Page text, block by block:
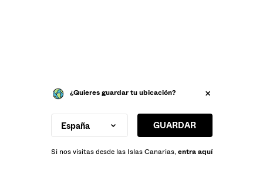
¿Quieres guardar tu ubicación?
España GUARDAR
Si nos visitas desde las Islas Canarias,entra aquí